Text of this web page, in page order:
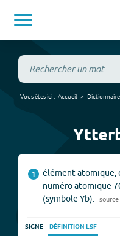
Vous êtes ici : Accueil Dictionnaire
1
élément atomique,
numéro atomique
(symbole Yb).
source
SIGNE DÉFINITION LSF